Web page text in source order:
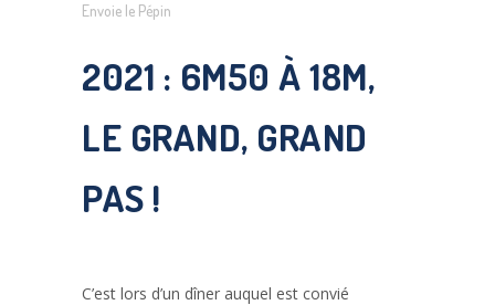
Envoie le Pépin
2021 : 6M50 À 18M,
LE GRAND, GRAND
PAS !
C’est lors d’un dîner auquel est convié